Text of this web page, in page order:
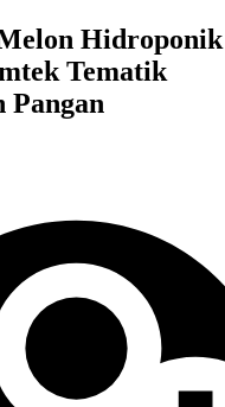
Hidroponik
Tematik
Pangan